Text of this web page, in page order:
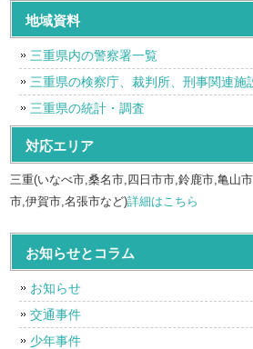
地域資料
三重県内の警察署一覧
三重県の検察庁、裁判所、刑事関連施
三重県の統計・調査
対応エリア
三重(いなべ市,桑名市,四日市市,鈴鹿市,亀山
市,伊賀市,名張市など)詳細はこちら
お知らせとコラム
お知らせ
交通事件
少年事件